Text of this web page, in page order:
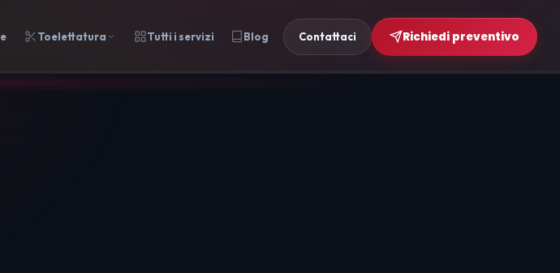
Toelettatura Tutti i servizi Blog Contattaci Richiedi preventivo